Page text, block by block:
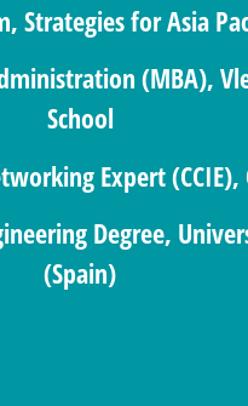
Strategies for Asia
(MBA),
School
Expert (CCIE),
Degree,
(Spain)